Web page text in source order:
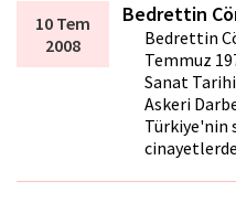
10 Tem
2008
Bedrettin
Bedrettin
Temmuz
Sanat
Askeri
Türkiye'nin